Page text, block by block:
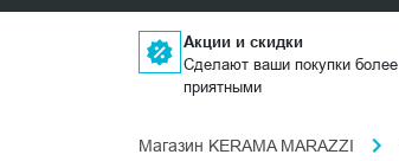
Акции и скидки
Сделают ваши покупки более
приятными
Магазин KERAMA MARAZZI